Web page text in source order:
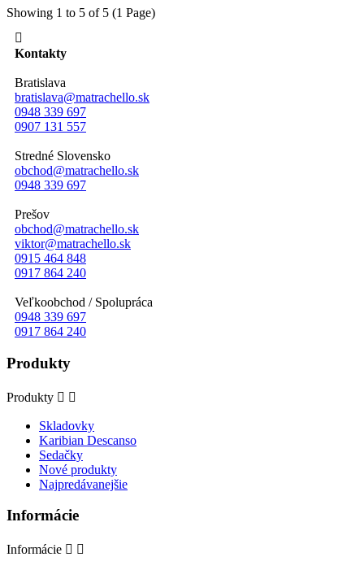
Showing 1 to 5 of 5 (1 Page)

Kontakty
Bratislava
bratislava@matrachello.sk
0948 339 697
0907 131 557
Stredné Slovensko
obchod@matrachello.sk
0948 339 697
Prešov
obchod@matrachello.sk
viktor@matrachello.sk
0915 464 848
0917 864 240
Veľkoobchod / Spolupráca
0948 339 697
0917 864 240
Produkty
Produkty  
Skladovky
Karibian Descanso
Sedačky
Nové produkty
Najpredávanejšie
Informácie
Informácie  